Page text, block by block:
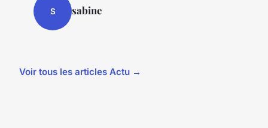
S sabine
Voir tous les articles Actu →